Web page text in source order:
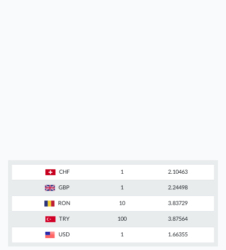
CHF 1 2.10463
GBP 1 2.24498
RON 10 3.83729
TRY 100 3.87564
USD 1 1.66355